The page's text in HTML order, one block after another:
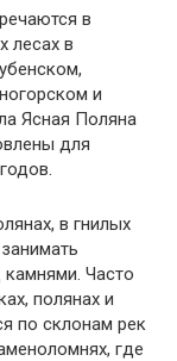
в
лесах в
и
Ясная Поляна
для
в гнилых
Часто
полянах и
по склонам рек
где